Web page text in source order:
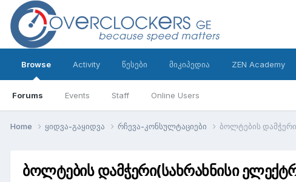
Browse
Forums Events Staff Online Users
Activity წესები მიკიპედია ZEN Academy
Home ყიდვა-გაყიდვა რჩევა-კონსულტაციები ბოლტების
ბოლტების დამჭერი(სახრახნისი